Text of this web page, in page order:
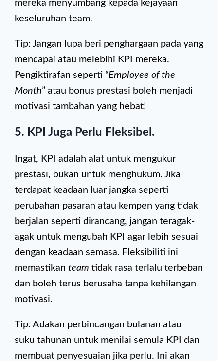
mereka menyumbang kepada kejayaan
keseluruhan team.
Tip: Jangan lupa beri penghargaan pada yang
mencapai atau melebihi KPI mereka.
Pengiktirafan seperti “Employee of the
Month” atau bonus prestasi boleh menjadi
motivasi tambahan yang hebat!
5. KPI Juga Perlu Fleksibel.
Ingat, KPI adalah alat untuk mengukur
prestasi, bukan untuk menghukum. Jika
terdapat keadaan luar jangka seperti
perubahan pasaran atau kempen yang tidak
berjalan seperti dirancang, jangan teragak-
agak untuk mengubah KPI agar lebih sesuai
dengan keadaan semasa. Fleksibiliti ini
memastikan team tidak rasa terlalu terbeban
dan boleh terus berusaha tanpa kehilangan
motivasi.
Tip: Adakan perbincangan bulanan atau
suku tahunan untuk menilai semula KPI dan
membuat penyesuaian jika perlu. Ini akan